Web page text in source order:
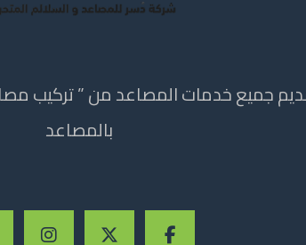
جميع خدمات المصاعد من ” تركيب
بالمصاعد